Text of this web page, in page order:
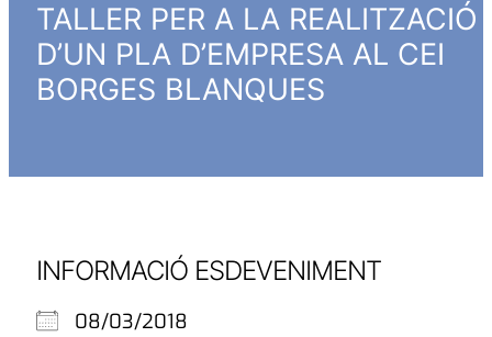
TALLER PER A LA REALITZACIÓ
D’UN PLA D’EMPRESA AL CEI
BORGES BLANQUES
INFORMACIÓ ESDEVENIMENT
08/03/2018